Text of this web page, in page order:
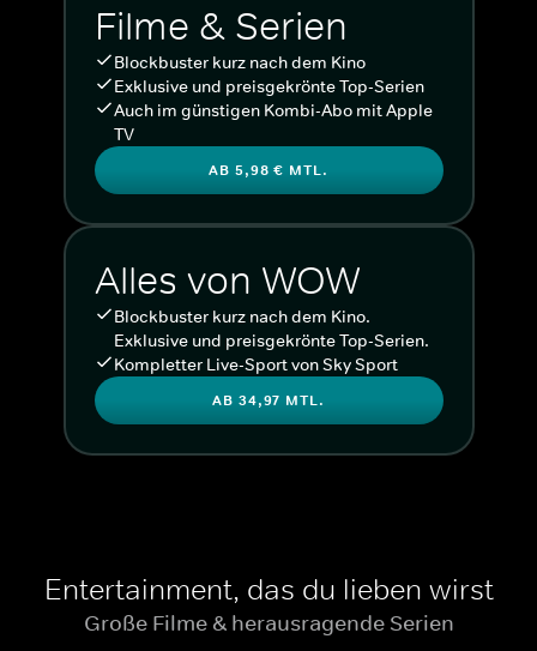
Filme & Serien
Blockbuster kurz nach dem Kino
Exklusive und preisgekrönte Top-Serien
Auch im günstigen Kombi-Abo mit Apple
TV
AB 5,98 € MTL.
Alles von WOW
Blockbuster kurz nach dem Kino.
Exklusive und preisgekrönte Top-Serien.
Kompletter Live-Sport von Sky Sport
AB 34,97 MTL.
Entertainment, das du lieben wirst
Große Filme & herausragende Serien